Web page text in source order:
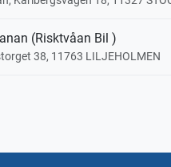
(Risktvåan Bil )
38, 11763 LILJEHOLMEN